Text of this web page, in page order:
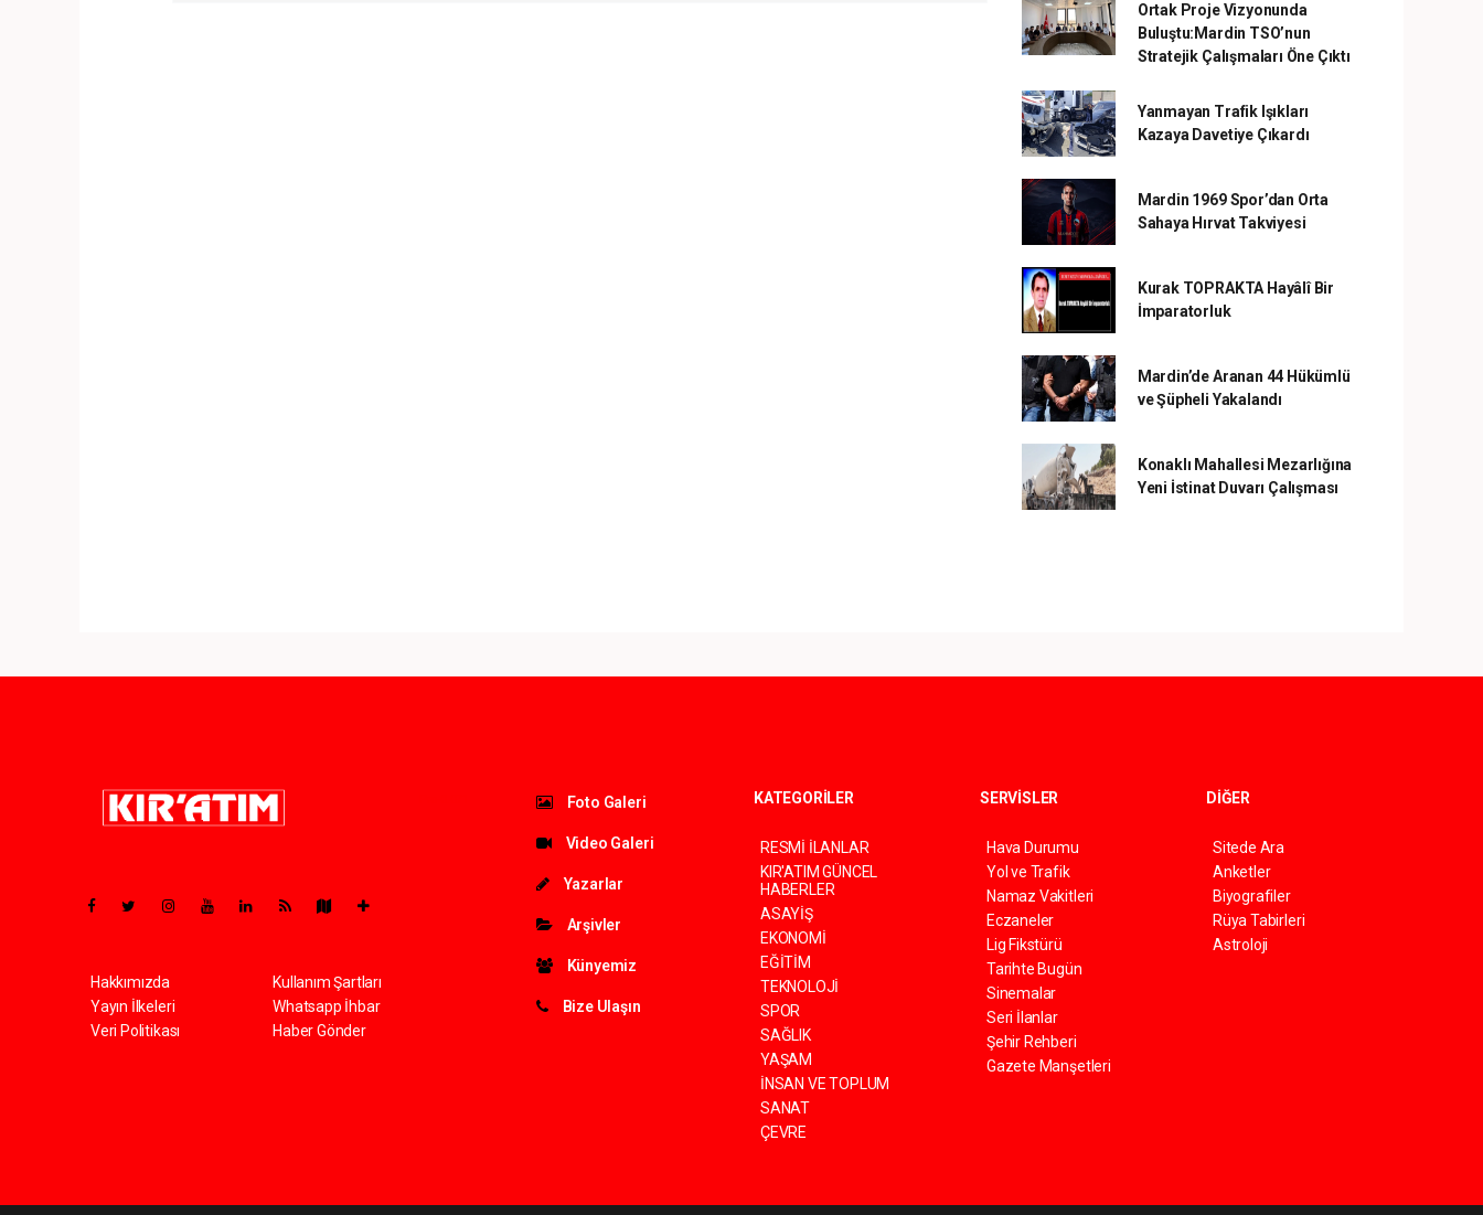
Ortak Proje Vizyonunda
Buluştu:Mardin TSO’nun
Stratejik Çalışmaları Öne Çıktı
Yanmayan Trafik Işıkları
Kazaya Davetiye Çıkardı
Mardin 1969 Spor’dan Orta
Sahaya Hırvat Takviyesi
Kurak TOPRAKTA Hayâlî Bir
İmparatorluk
Mardin’de Aranan 44 Hükümlü
ve Şüpheli Yakalandı
Konaklı Mahallesi Mezarlığına
Yeni İstinat Duvarı Çalışması
Hakkımızda
Yayın İlkeleri
Veri Politikası
Kullanım Şartları
Whatsapp İhbar
Haber Gönder
Foto Galeri
Video Galeri
Yazarlar
Arşivler
Künyemiz
Bize Ulaşın
KATEGORİLER
RESMİ İLANLAR
KIR'ATIM GÜNCEL
HABERLER
ASAYİŞ
EKONOMİ
EĞİTİM
TEKNOLOJİ
SPOR
SAĞLIK
YAŞAM
İNSAN VE TOPLUM
SANAT
ÇEVRE
SERVİSLER
Hava Durumu
Yol ve Trafik
Namaz Vakitleri
Eczaneler
Lig Fikstürü
Tarihte Bugün
Sinemalar
Seri İlanlar
Şehir Rehberi
Gazete Manşetleri
DİĞER
Sitede Ara
Anketler
Biyografiler
Rüya Tabirleri
Astroloji